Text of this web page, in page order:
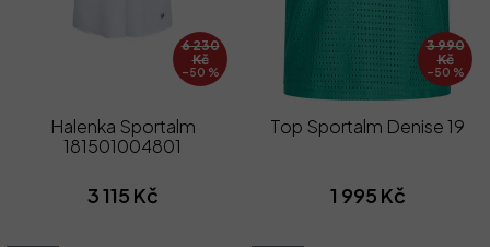
6 230
Kč
–50 %
Halenka Sportalm
181501004801
3 115 Kč
3 990
Kč
–50 %
Top Sportalm Denise 19
1 995 Kč